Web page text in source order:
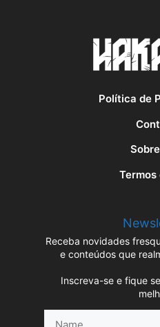
Política de
Termos
Receba novidades
e conteúdos que
Inscreva-se e fique